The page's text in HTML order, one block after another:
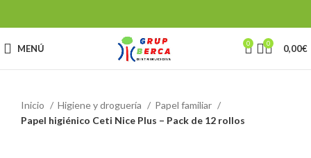
MENÚ 0 0 0,00€
Inicio Higiene y droguería
Papel familiar
Papel higiénico Ceti Nice Plus – Pack de 12 rollos